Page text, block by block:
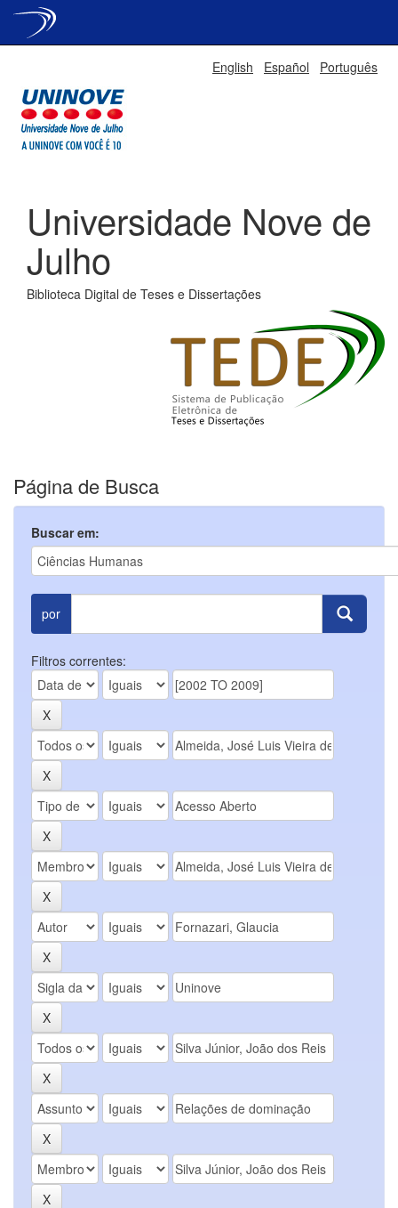
English Español Português
Universidade Nove de
Julho
Biblioteca Digital de Teses e Dissertações
Página de Busca
Buscar em:
por
Filtros correntes: